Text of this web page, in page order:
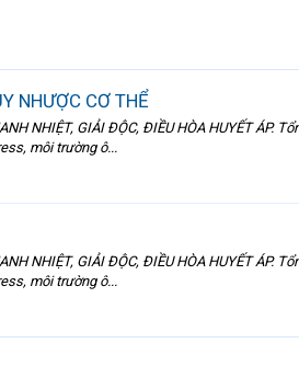
NHƯỢC CƠ THỂ
NHIỆT, GIẢI ĐỘC, ĐIỀU HÒA HUYẾT ÁP.
môi trường ô...
NHIỆT, GIẢI ĐỘC, ĐIỀU HÒA HUYẾT ÁP.
môi trường ô...